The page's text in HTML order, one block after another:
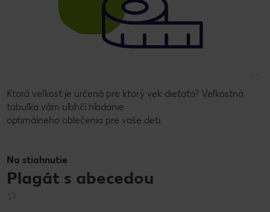
Ktorá veľkosť je určená pre ktorý vek dieťaťa? Veľkostná
tabuľka vám uľahčí hľadanie
optimálneho oblečenia pre vaše deti.
Na stiahnutie
Plagát s abecedou